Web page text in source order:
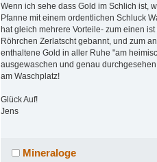
Wenn ich sehe dass Gold im Schlich ist,
Pfanne mit einem ordentlichen Schluck
hat gleich mehrere Vorteile- zum einen
Röhrchen Zerlatscht gebannt, und zum
enthaltene Gold in aller Ruhe "am
ausgewaschen und genau durchgesehen.
am Waschplatz!
Glück Auf!
Jens
Mineraloge